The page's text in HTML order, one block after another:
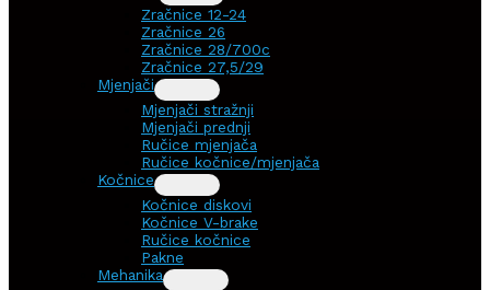
Zračnice 12-24
Zračnice 26
Zračnice 28/700c
Zračnice 27,5/29
Mjenjači
Mjenjači stražnji
Mjenjači prednji
Ručice mjenjača
Ručice kočnice/mjenjača
Kočnice
Kočnice diskovi
Kočnice V-brake
Ručice kočnice
Pakne
Mehanika